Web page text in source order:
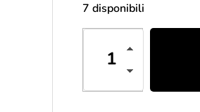
7 disponibili